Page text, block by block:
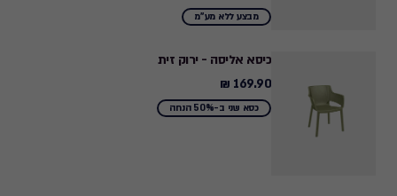
from
₪
to
169.42
מבצע ללא מע"מ
כיסא אליסה - ירוק זית
169.90
₪
169.90 ₪
כסא שני ב-50% הנחה